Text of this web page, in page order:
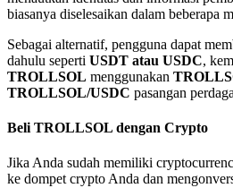
Afiliasi Bitrue
biasanya diselesaikan dalam beberapa
Sebagai alternatif, pengguna dapat
dahulu seperti USDT atau USDC,
TROLLSOL menggunakan
TROLLSOL/USDC pasangan
Beli TROLLSOL dengan Crypto
Jika Anda sudah memiliki
ke dompet crypto Anda dan